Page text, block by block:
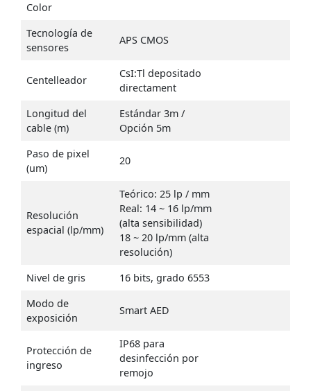
Color
Tecnología de
sensores
APS CMOS
Centelleador
CsI:Tl depositado
directament
Longitud del
cable (m)
Estándar 3m /
Opción 5m
Paso de pixel
(um)
20
Resolución
espacial (lp/mm)
Teórico: 25 lp / mm
Real: 14 ~ 16 lp/mm
(alta sensibilidad)
18 ~ 20 lp/mm (alta
resolución)
Nivel de gris
16 bits, grado 6553
Modo de
exposición
Smart AED
Protección de
ingreso
IP68 para
desinfección por
remojo